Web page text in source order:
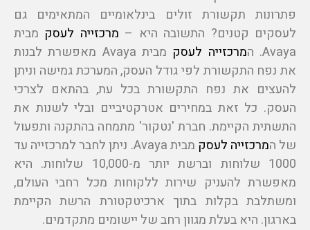
פתרונות תקשורת זולים בינלאומיים המתאימים גם
לעסקים קטנים? התשובה היא – מרכזייה לעסק מבית
Avaya. ה
מרכזייה לעסק
מבית Avaya מאפשרת לבנות
את נפח התקשורת לפי גודל העסק, המערכת גמישה וניתן
להעצים את נפח התקשורת בכל עת, בהתאם לצרכי
העסק. כל זאת במחירים אטרקטיביים ובלי לשנות את
התשתית הקיימת. חברת 'נטקור' מתמחה בהתקנה ותפעול
של המרכזייה לעסק
מבית Avaya. ניתן לחבר למרכזייה עד
1000 שלוחות וברשת יותר מ-10,000 שלוחות. היא
מאפשרת להעניק שירות ללקוחות מכל רחבי העולם,
ומשתלבת בקלות בתוך ארכיטקטורת הרשת הקיימת
בארגון. היא בעלת מגוון רחב של יישומים מתקדמים.